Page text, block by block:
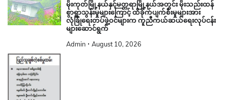
မိုးကုတ်မြို့နယ်နှင့်မတ္တရာမြို့နယ်အတွင်း မိုးသည်းထန်
စွာရွာသွန်းမှုများကြောင့် ထိခိုက်ပျက်စီးမှုများအား
လုံခြုံရေးတပ်ဖွဲ့ဝင်များက ကူညီကယ်ဆယ်ရေးလုပ်ငန်း
များဆောင်ရွက်
Admin August 10, 2026